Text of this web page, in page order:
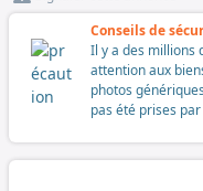
Conseils de
Il y a des millions
attention aux
photos
pas été prises